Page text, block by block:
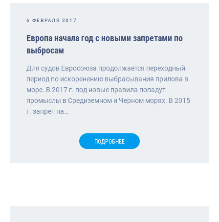
6 ФЕВРАЛЯ 2017
Европа начала год с новыми запретами по
выбросам
Для судов Евросоюза продолжается переходный
период по искоренению выбрасывания прилова в
море. В 2017 г. под новые правила попадут
промыслы в Средиземном и Черном морях. В 2015
г. запрет на…
ПОДРОБНЕЕ